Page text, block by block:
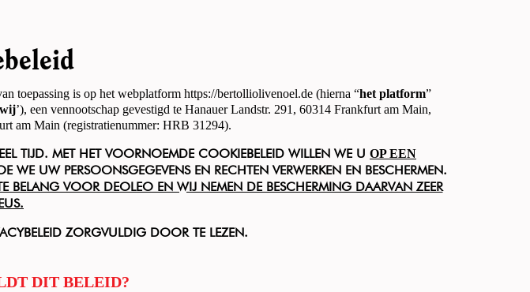
toepassing is op het webplatform https://bertolliolivenoel.de (hierna “het platform”
wij’), een vennootschap gevestigd te Hanauer Landstr. 291, 60314 Frankfurt am Main,
am Main (registratienummer: HRB 31294).
TIJD. MET HET VOORNOEMDE COOKIEBELEID WILLEN WE U OP EEN
WE UW PERSOONSGEGEVENS EN RECHTEN VERWERKEN EN BESCHERMEN.
BELANG VOOR DEOLEO EN WIJ NEMEN DE BESCHERMING DAARVAN ZEER
ZORGVULDIG DOOR TE LEZEN.
DIT BELEID?